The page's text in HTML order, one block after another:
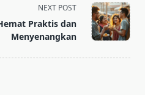
NEXT POST
Praktis dan
Menyenangkan